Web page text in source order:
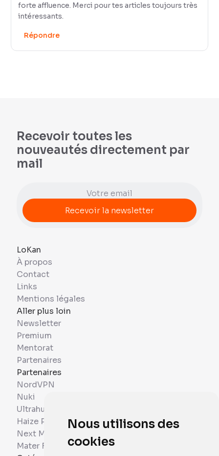
Nous utilisons des
cookies
forte affluence. Merci pour tes articles toujours très
intéressants.
Répondre
Recevoir toutes les
nouveautés directement par
mail
LoKan
À propos
Contact
Links
Mentions légales
Aller plus loin
Newsletter
Premium
Mentorat
Partenaires
Partenaires
NordVPN
Nuki
Ultrahuman
Haize Project
Next Mobiles
Mater France